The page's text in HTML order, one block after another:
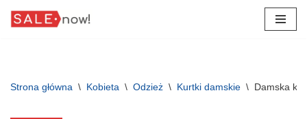
Strona główna \ Kobieta \ Odzież \ Kurtki damskie \ Damska